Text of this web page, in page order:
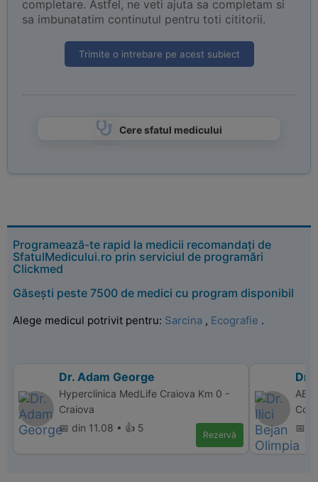
completare. Astfel, ne veti ajuta sa completam si
sa imbunatatim continutul pentru toti cititorii.
Trimite o intrebare pe acest subiect
Cere sfatul medicului
Programează-te rapid la medicii recomandați de
SfatulMedicului.ro prin serviciul de programări
Clickmed
Găsești peste 7500 de medici cu program disponibil
Alege medicul potrivit pentru: Sarcina , Ecografie .
Dr. Adam George
Hyperclinica MedLife Craiova Km 0 -
Craiova
📅 din 11.08 • 👍 5
Rezervă
Dr.
📅